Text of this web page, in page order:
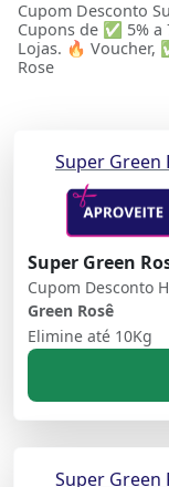
Cupom Desconto
Cupons de ✅ 5% a
Lojas. 🔥 Voucher,
Rose
Super Green
Super Green
Cupom Desconto
Green Rosê
Elimine até 10Kg
Super Green